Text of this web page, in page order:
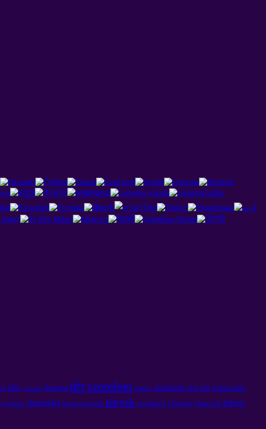
élet varázslat karma térszerelem mátrix elmélkedés férfi mi tudatosság
gömbök. felszerelés finom energiák tények civilizáció Chingeltei fekete lyuk fekete